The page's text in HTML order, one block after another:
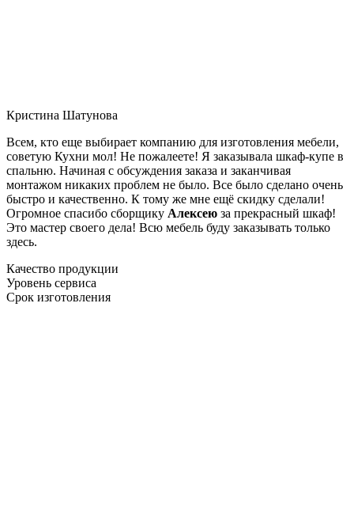
Кристина Шатунова
Всем, кто еще выбирает компанию для изготовления мебели,
советую Кухни мол! Не пожалеете! Я заказывала шкаф-купе в
спальню. Начиная с обсуждения заказа и заканчивая
монтажом никаких проблем не было. Все было сделано очень
быстро и качественно. К тому же мне ещё скидку сделали!
Огромное спасибо сборщику Алексею за прекрасный шкаф!
Это мастер своего дела! Всю мебель буду заказывать только
здесь.
Качество продукции
Уровень сервиса
Срок изготовления